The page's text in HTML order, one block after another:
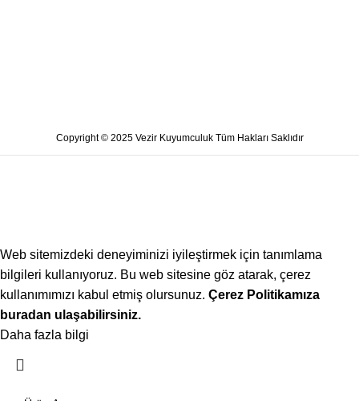
Copyright © 2025 Vezir Kuyumculuk Tüm Hakları Saklıdır
Web sitemizdeki deneyiminizi iyileştirmek için tanımlama
bilgileri kullanıyoruz. Bu web sitesine göz atarak, çerez
kullanımımızı kabul etmiş olursunuz. Çerez Politikamıza
buradan ulaşabilirsiniz.
Daha fazla bilgi